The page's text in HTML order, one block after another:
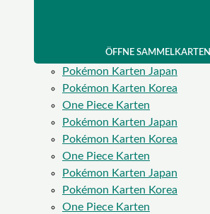
ÖFFNE SAMMELKARTEN
Pokémon Karten Japan
Pokémon Karten Korea
One Piece Karten
Pokémon Karten Japan
Pokémon Karten Korea
One Piece Karten
Pokémon Karten Japan
Pokémon Karten Korea
One Piece Karten